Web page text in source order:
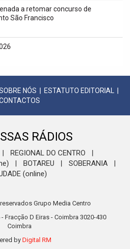
a retomar concurso de
São Francisco
NÓS ESTATUTO EDITORIAL
RÁDIOS
REGIONAL DO CENTRO
BOTAREU SOBERANIA
(online)
Grupo Media Centro
Fracção D Eiras - Coimbra 3020-430
Coimbra
byDigital RM